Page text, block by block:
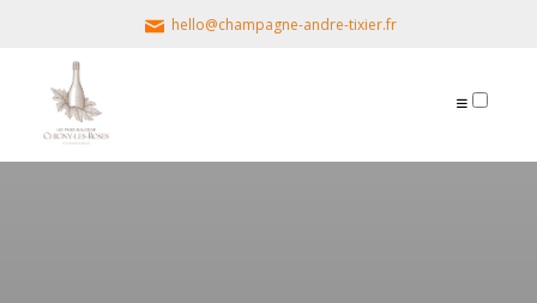
hello@champagne-andre-tixier.fr